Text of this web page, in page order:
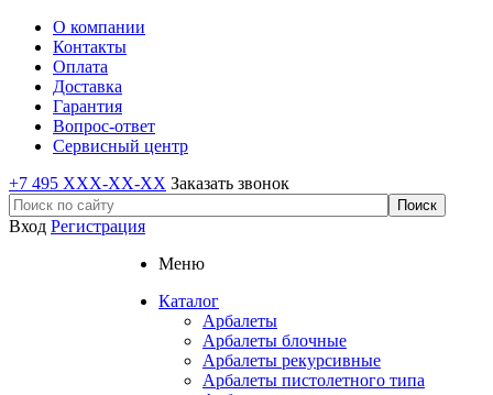
О компании
Контакты
Оплата
Доставка
Гарантия
Вопрос-ответ
Сервисный центр
+7 495 XXX-XX-XX Заказать звонок
Вход Регистрация
Меню
Каталог
Арбалеты
Арбалеты блочные
Арбалеты рекурсивные
Арбалеты пистолетного типа